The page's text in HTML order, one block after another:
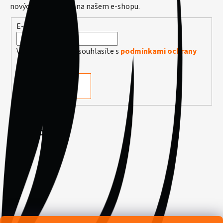
nových produktech na našem e-shopu.
E-mail
Vložením e-mailu souhlasíte s podmínkami ochrany
osobních údajů
Facebook